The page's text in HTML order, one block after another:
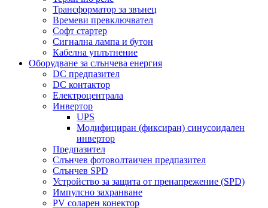
Трансформатор за звънец
Времеви превключвател
Софт стартер
Сигнална лампа и бутон
Кабелна уплътнение
Оборудване за слънчева енергия
DC предпазител
DC контактор
Електроцентрала
Инвертор
UPS
Модифициран (фиксиран) синусоидален
инвертор
Предпазител
Слънчев фотоволтаичен предпазител
Слънчев SPD
Устройство за защита от пренапрежение (SPD)
Импулсно захранване
PV соларен конектор